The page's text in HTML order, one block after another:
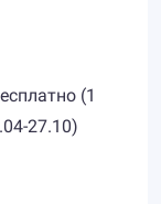
(1
27.10)